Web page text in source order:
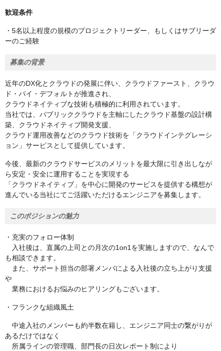
歓迎条件
・5名以上程度の規模のプロジェクトリーダー、もしくはサブリーダ
ーのご経験
募集の背景
近年のDX化とクラウドの発展に伴い、クラウドファースト、クラウ
ド・バイ・デフォルトが推進され、
クラウドネイティブな技術も積極的に利用されています。
当社では、パブリッククラウドを主軸にしたクラウド基盤の設計構
築、クラウドネイティブ開発支援、
クラウド運用改善などのクラウド技術を「クラウドインテグレーシ
ョン」サービスとして提供しています。
今後、最新のクラウドサービスのメリットを最大限に引き出しなが
ら安定・安全に運用することを実現する
「クラウドネイティブ」を中心に開発のサービスを提供する構想が
進んでいる当社にてご活躍いただけるエンジニアを募集します。
このポジションの魅力
・充実のフォロー体制
入社後は、直属の上司との月次の1on1を実施しますので、なんで
も相談できます。
また、サポート担当の部署メンバによる入社後の立ち上がり支援
や
業務におけるお悩みのヒアリングもございます。
・フランクな組織風土
中途入社のメンバーも約半数在籍し、エンジニア同士の繋がりが
あるだけではなく
所属ラインの管理職、部門長の日次レポート制により